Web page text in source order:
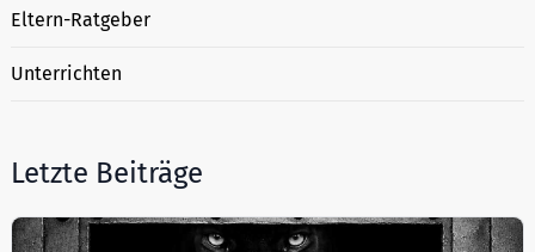
Eltern-Ratgeber
Unterrichten
Letzte Beiträge